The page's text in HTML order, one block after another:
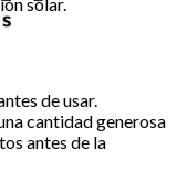
solar.
de usar.
cantidad generosa
antes de la